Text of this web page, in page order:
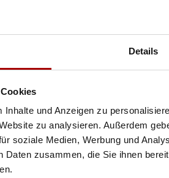
Details
und Anzeigen zu
zu analysieren. Außerdem
soziale Medien, Werbung und
Daten zusammen, die Sie ihnen
Bosnien, Kroatien und
Betreuung und bundesweit in ganz
Kr ..